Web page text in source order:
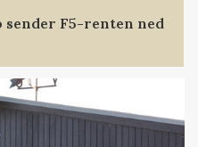
sender F5-renten ned